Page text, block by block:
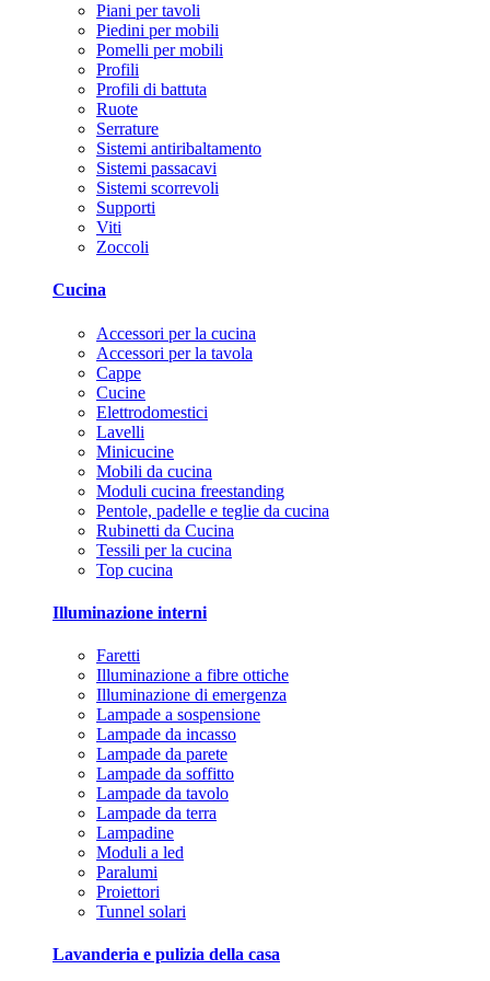
Piani per tavoli
Piedini per mobili
Pomelli per mobili
Profili
Profili di battuta
Ruote
Serrature
Sistemi antiribaltamento
Sistemi passacavi
Sistemi scorrevoli
Supporti
Viti
Zoccoli
Cucina
Accessori per la cucina
Accessori per la tavola
Cappe
Cucine
Elettrodomestici
Lavelli
Minicucine
Mobili da cucina
Moduli cucina freestanding
Pentole, padelle e teglie da cucina
Rubinetti da Cucina
Tessili per la cucina
Top cucina
Illuminazione interni
Faretti
Illuminazione a fibre ottiche
Illuminazione di emergenza
Lampade a sospensione
Lampade da incasso
Lampade da parete
Lampade da soffitto
Lampade da tavolo
Lampade da terra
Lampadine
Moduli a led
Paralumi
Proiettori
Tunnel solari
Lavanderia e pulizia della casa